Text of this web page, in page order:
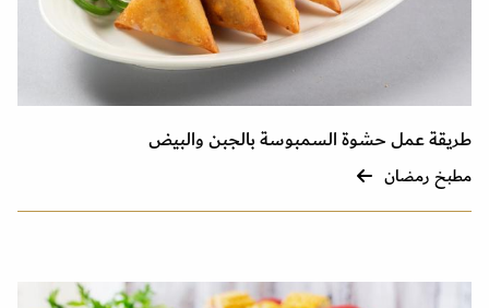
طريقة عمل حشوة السمبوسة بالجبن والبيض
مطبخ رمضان